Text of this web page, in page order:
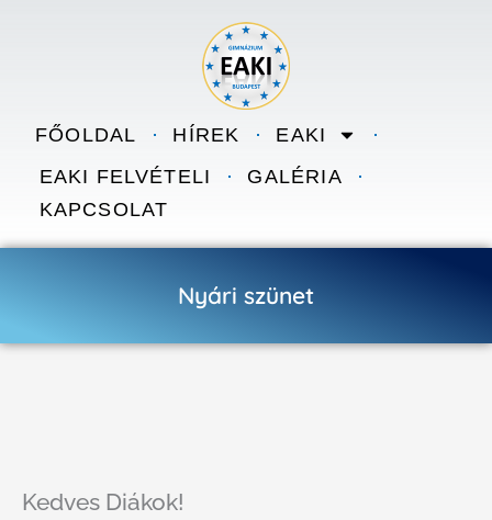
FŐOLDAL HÍREK
EAKI
EAKI FELVÉTELI
GALÉRIA
KAPCSOLAT
Nyári szünet
Kedves Diákok!